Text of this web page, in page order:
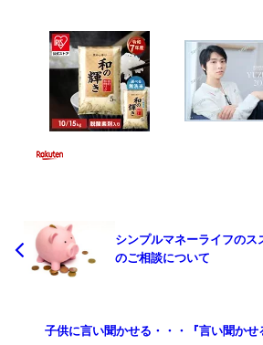
シンプルマネーライフの
のご相談について
子供に言い聞かせる・・・『言い聞かせ